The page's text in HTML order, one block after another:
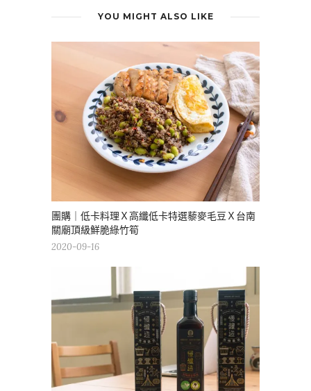
YOU MIGHT ALSO LIKE
團購｜低卡料理Ｘ高纖低卡特選藜麥毛豆Ｘ台南
關廟頂級鮮脆綠竹筍
2020-09-16